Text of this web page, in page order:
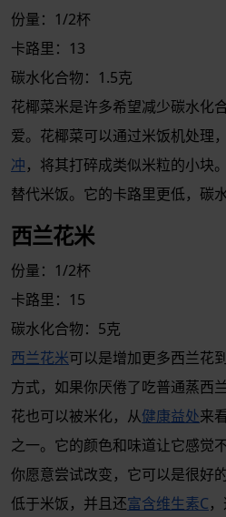
份量：1/2杯
卡路里：13
碳水化合物：1.5克
花椰菜米是许多希望减少碳水化
爱。花椰菜可以通过米饭机处理
冲，将其打碎成类似米粒的小块
替代米饭。它的卡路里更低，碳
西兰花米
份量：1/2杯
卡路里：15
碳水化合物：5克
西兰花米可以是增加更多西兰花
方式，如果你厌倦了吃普通蒸西
花也可以被米化，从健康益处来
之一。它的颜色和味道让它感觉
你愿意尝试改变，它可以是很好
低于米饭，并且还富含维生素C